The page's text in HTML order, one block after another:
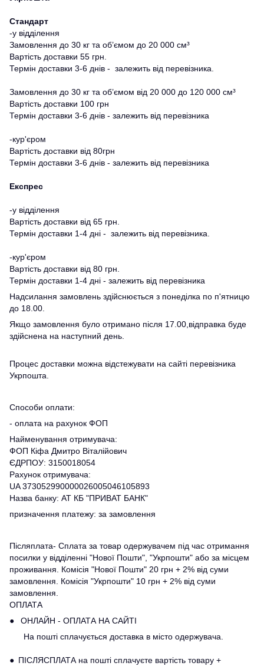
Стандарт
-у відділення
Замовлення до 30 кг та об’ємом до 20 000 см³
Вартість доставки 55 грн.
Термін доставки 3-6 днів - залежить від перевізника.
Замовлення до 30 кг та об’ємом від 20 000 до 120 000 см³
Вартість доставки 100 грн
Термін доставки 3-6 днів - залежить від перевізника
-кур'єром
Вартість доставки від 80грн
Термін доставки 3-6 днів - залежить від перевізника
Експрес
-у відділення
Вартість доставки від 65 грн.
Термін доставки 1-4 дні - залежить від перевізника.
-кур'єром
Вартість доставки від 80 грн.
Термін доставки 1-4 дні - залежить від перевізника
Надсилання замовлень здійснюється з понеділка по п'ятницю
до 18.00.
Якщо замовлення було отримано після 17.00,відправка буде
здійснена на наступний день.
Процес доставки можна відстежувати на сайті перевізника
Укрпошта.
Способи оплати:
- оплата на рахунок ФОП
Найменування отримувача:
ФОП Кіфа Дмитро Віталійович
ЄДРПОУ: 3150018054
Рахунок отримувача:
UA 373052990000026005046105893
Назва банку: АТ КБ "ПРИВАТ БАНК"
призначення платежу: за замовлення
Післяплата- Сплата за товар одержувачем під час отримання
посилки у відділенні "Нової Пошти", "Укрпошти" або за місцем
проживання. Комісія "Нової Пошти" 20 грн + 2% від суми
замовлення. Комісія "Укрпошти" 10 грн + 2% від суми
замовлення.
ОПЛАТА
● ОНЛАЙН - ОПЛАТА НА САЙТІ
На пошті сплачується доставка в місто одержувача.
● ПІСЛЯСПЛАТА на пошті сплачуєте вартість товару +